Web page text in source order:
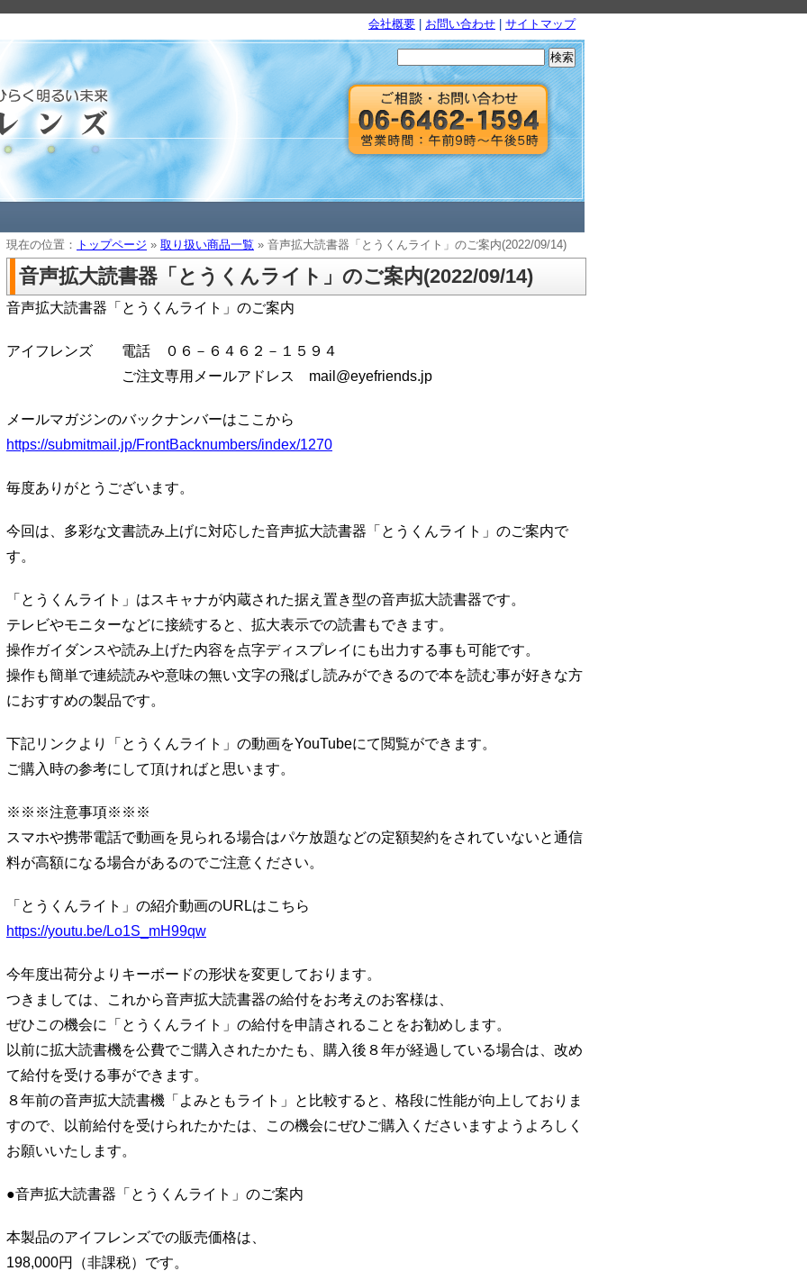
会社概要 お問い合わせ サイトマップ
索:
現在の位置： トップページ » 取り扱い商品一覧 » 音声拡大読書器「とうくんライト」のご案内(2022/09/14)
音声拡大読書器「とうくんライト」のご案内(2022/09/14)
音声拡大読書器「とうくんライト」のご案内
アイフレンズ 電話 ０６－６４６２－１５９４
ご注文専用メールアドレス mail@eyefriends.jp
メールマガジンのバックナンバーはここから
https://submitmail.jp/FrontBacknumbers/index/1270
毎度ありがとうございます。
今回は、多彩な文書読み上げに対応した音声拡大読書器「とうくんライト」のご案内で
す。
「とうくんライト」はスキャナが内蔵された据え置き型の音声拡大読書器です。
テレビやモニターなどに接続すると、拡大表示での読書もできます。
操作ガイダンスや読み上げた内容を点字ディスプレイにも出力する事も可能です。
操作も簡単で連続読みや意味の無い文字の飛ばし読みができるので本を読む事が好きな方
におすすめの製品です。
下記リンクより「とうくんライト」の動画をYouTubeにて閲覧ができます。
ご購入時の参考にして頂ければと思います。
※※※注意事項※※※
スマホや携帯電話で動画を見られる場合はパケ放題などの定額契約をされていないと通信
料が高額になる場合があるのでご注意ください。
「とうくんライト」の紹介動画のURLはこちら
https://youtu.be/Lo1S_mH99qw
今年度出荷分よりキーボードの形状を変更しております。
つきましては、これから音声拡大読書器の給付をお考えのお客様は、
ぜひこの機会に「とうくんライト」の給付を申請されることをお勧めします。
以前に拡大読書機を公費でご購入されたかたも、購入後８年が経過している場合は、改め
て給付を受ける事ができます。
８年前の音声拡大読書機「よみともライト」と比較すると、格段に性能が向上しておりま
すので、以前給付を受けられたかたは、この機会にぜひご購入くださいますようよろしく
お願いいたします。
●音声拡大読書器「とうくんライト」のご案内
本製品のアイフレンズでの販売価格は、
198,000円（非課税）です。